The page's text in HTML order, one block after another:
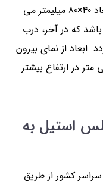
نیاز به ساخت فریم انتظار (پروفیل) به ابعاد 40×80 میلیمتر می
باشد. ابعاد داخلی فریم بایستی 161×216 باشد که در آخر، درب
ابعاد از نمای بیرون
متر در عرض و 5 سانتی متر در ارتفاع بیشتر
استیل به
کشور از طریق